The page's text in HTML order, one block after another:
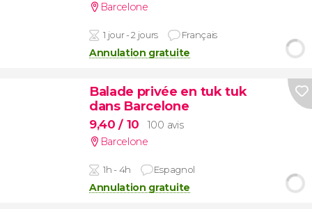
Barcelone
1 jour - 2 jours Français
Annulation gratuite
Balade privée en tuk tuk
dans Barcelone
9,40/ 10
100 avis
Barcelone
1h - 4h Espagnol
Annulation gratuite